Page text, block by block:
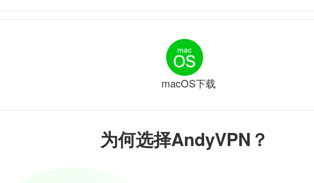
为何选择AndyVPN？
macOS下载